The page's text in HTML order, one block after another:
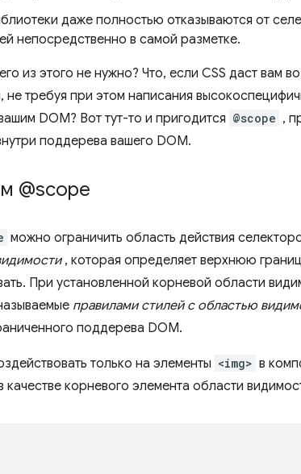
даже полностью отказываются от
непосредственно в самой разметке.
из этого не нужно? Что, если CSS даст вам
не требуя при этом написания
DOM? Вот тут-то и пригодится @scope ,
поддерева вашего DOM.
@scope
можно ограничить область действия
, которая определяет верхнюю
При установленной корневой области
правилами стилей с областью
поддерева DOM.
только на элементы <img> в
качестве корневого элемента области